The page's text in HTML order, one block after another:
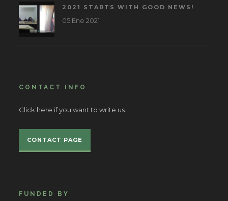
2021 STARTS WITH GOOD NEWS!
05 Ene 2021
CONTACT INFO
Click here if you want to write us.
CONTACT PAGE
FUNDED BY